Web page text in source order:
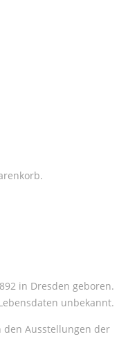
in Dresden geboren.
unbekannt.
den Ausstellungen der